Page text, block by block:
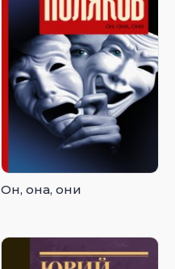
Он, она, они